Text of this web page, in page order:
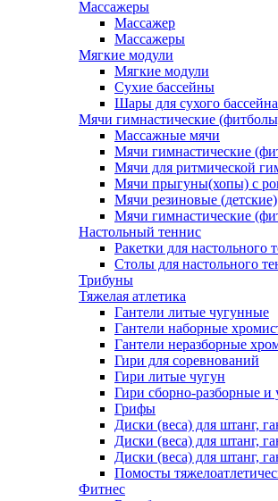
Массажеры
Массажер
Массажеры
Мягкие модули
Мягкие модули
Сухие бассейны
Шары для сухого бассейна
Мячи гимнастические
Массажные мячи
Мячи гимнастические
Мячи для ритмической
Мячи прыгуны(хопы) с
Мячи резиновые (детские)
Мячи гимнастические
Настольный теннис
Ракетки для настольного
Столы для настольного
Трибуны
Тяжелая атлетика
Гантели литые чугунные
Гантели наборные
Гантели неразборные
Гири для соревнований
Гири литые чугун
Гири сборно-разборные и
Грифы
Диски (веса) для штанг,
Диски (веса) для штанг,
Диски (веса) для штанг,
Помосты
Фитнес